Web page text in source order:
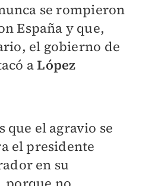
se rompieron
España y que,
el gobierno de
aLópez
que el agravio se
el presidente
en su